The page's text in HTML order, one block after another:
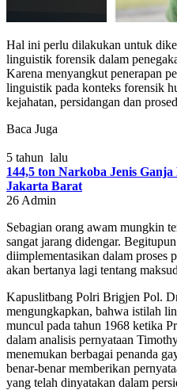
Hal ini perlu dilakukan untuk
linguistik forensik dalam
Karena menyangkut penerapan
linguistik pada konteks forensik
kejahatan, persidangan dan
Baca Juga
5 tahun lalu
144,5 ton Narkoba Jenis
Jakarta Barat
26 Admin
Sebagian orang awam mungkin
sangat jarang didengar.
diimplementasikan dalam proses
akan bertanya lagi tentang
Kapuslitbang Polri Brigjen Pol.
mengungkapkan, bahwa istilah
muncul pada tahun 1968 ketika
dalam analisis pernyataan
menemukan berbagai penanda
benar-benar memberikan
yang telah dinyatakan dalam